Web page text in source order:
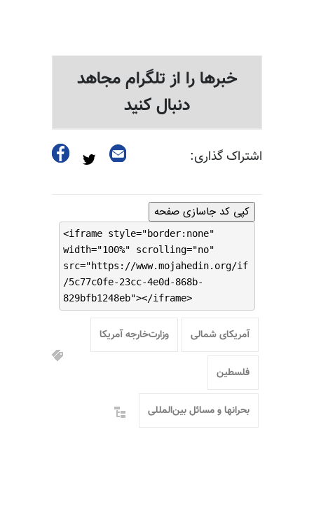
خبرها را از تلگرام مجاهد
دنبال کنید
اشتراک گذاری:
کپی کد جاسازی صفحه
<iframe style="border:none"
width="100%" scrolling="no"
src="https://www.mojahedin.org/if
/5c77c0fe-23cc-4e0d-868b-
829bfb1248eb"></iframe>
آمریکای شمالی وزارت‌خارجه آمریکا
فلسطین
بحرانها و مسائل بین‌المللی